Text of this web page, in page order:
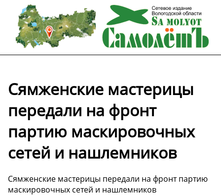
Сямженские мастерицы
передали на фронт
партию маскировочных
сетей и нашлемников
Сямженские мастерицы передали на фронт партию
маскировочных сетей и нашлемников